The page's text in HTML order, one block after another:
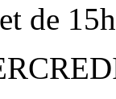
de